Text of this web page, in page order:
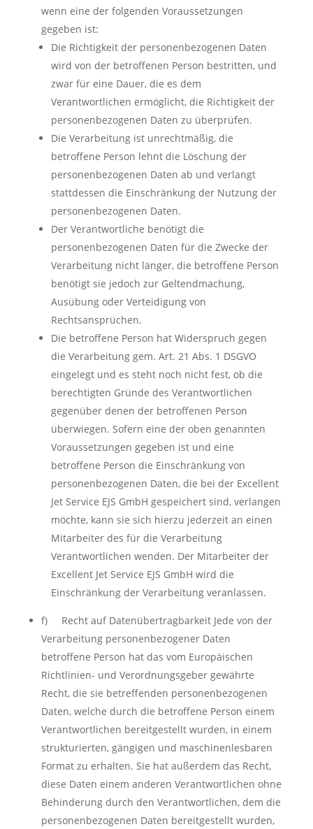
wenn eine der folgenden Voraussetzungen
gegeben ist:
Die Richtigkeit der personenbezogenen Daten
wird von der betroffenen Person bestritten, und
zwar für eine Dauer, die es dem
Verantwortlichen ermöglicht, die Richtigkeit der
personenbezogenen Daten zu überprüfen.
Die Verarbeitung ist unrechtmäßig, die
betroffene Person lehnt die Löschung der
personenbezogenen Daten ab und verlangt
stattdessen die Einschränkung der Nutzung der
personenbezogenen Daten.
Der Verantwortliche benötigt die
personenbezogenen Daten für die Zwecke der
Verarbeitung nicht länger, die betroffene Person
benötigt sie jedoch zur Geltendmachung,
Ausübung oder Verteidigung von
Rechtsansprüchen.
Die betroffene Person hat Widerspruch gegen
die Verarbeitung gem. Art. 21 Abs. 1 DSGVO
eingelegt und es steht noch nicht fest, ob die
berechtigten Gründe des Verantwortlichen
gegenüber denen der betroffenen Person
überwiegen. Sofern eine der oben genannten
Voraussetzungen gegeben ist und eine
betroffene Person die Einschränkung von
personenbezogenen Daten, die bei der Excellent
Jet Service EJS GmbH gespeichert sind, verlangen
möchte, kann sie sich hierzu jederzeit an einen
Mitarbeiter des für die Verarbeitung
Verantwortlichen wenden. Der Mitarbeiter der
Excellent Jet Service EJS GmbH wird die
Einschränkung der Verarbeitung veranlassen.
f) Recht auf Datenübertragbarkeit Jede von der
Verarbeitung personenbezogener Daten
betroffene Person hat das vom Europäischen
Richtlinien- und Verordnungsgeber gewährte
Recht, die sie betreffenden personenbezogenen
Daten, welche durch die betroffene Person einem
Verantwortlichen bereitgestellt wurden, in einem
strukturierten, gängigen und maschinenlesbaren
Format zu erhalten. Sie hat außerdem das Recht,
diese Daten einem anderen Verantwortlichen ohne
Behinderung durch den Verantwortlichen, dem die
personenbezogenen Daten bereitgestellt wurden,